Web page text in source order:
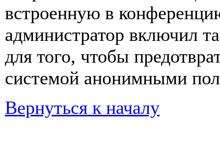
встроенную в
администратор включил
для того, чтобы
системой анонимными
Вернуться к началу